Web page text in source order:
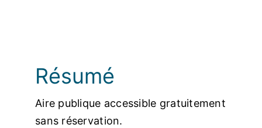
Résumé
Aire publique accessible gratuitement
sans réservation.